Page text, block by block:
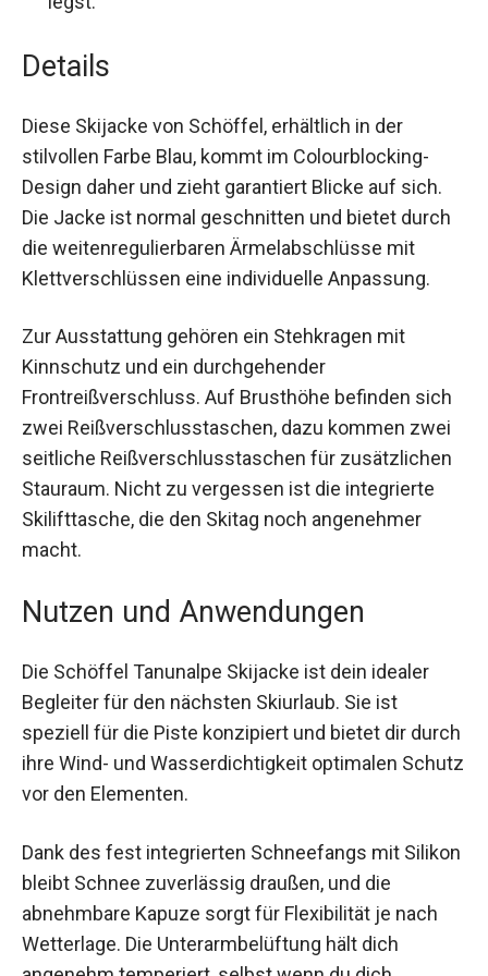
Details
stilvollen Farbe Blau, kommt im Colourblocking-
Design daher und zieht garantiert Blicke auf sich.
Die Jacke ist normal geschnitten und bietet
durch die weitenregulierbaren Ärmelabschlüsse
mit Klettverschlüssen eine individuelle
Anpassung.
Zur Ausstattung gehören ein Stehkragen mit
Kinnschutz und ein durchgehender
Frontreißverschluss. Auf Brusthöhe befinden
sich zwei Reißverschlusstaschen, dazu kommen
zwei seitliche Reißverschlusstaschen für
zusätzlichen Stauraum. Nicht zu vergessen ist
die integrierte Skilifttasche, die den Skitag noch
angenehmer macht.
Nutzen und Anwendungen
Die Schöffel Tanunalpe Skijacke ist dein idealer
Begleiter für den nächsten Skiurlaub. Sie ist
speziell für die Piste konzipiert und bietet dir
durch ihre Wind- und Wasserdichtigkeit
optimalen Schutz vor den Elementen.
Dank des fest integrierten Schneefangs mit
Silikon bleibt Schnee zuverlässig draußen, und
die abnehmbare Kapuze sorgt für Flexibilität je
nach Wetterlage. Die Unterarmbelüftung hält dich